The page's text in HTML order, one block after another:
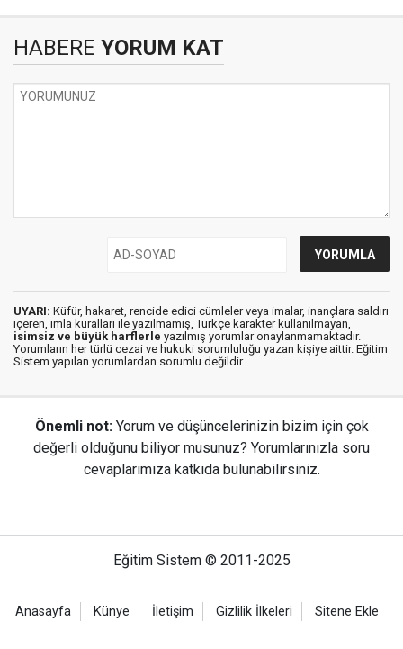
HABERE YORUM KAT
UYARI: Küfür, hakaret, rencide edici cümleler veya imalar, inançlara saldırı
içeren, imla kuralları ile yazılmamış, Türkçe karakter kullanılmayan,
isimsiz ve büyük harflerle yazılmış yorumlar onaylanmamaktadır.
Yorumların her türlü cezai ve hukuki sorumluluğu yazan kişiye aittir. Eğitim
Sistem yapılan yorumlardan sorumlu değildir.
Önemli not: Yorum ve düşüncelerinizin bizim için çok
değerli olduğunu biliyor musunuz? Yorumlarınızla soru
cevaplarımıza katkıda bulunabilirsiniz.
Eğitim Sistem © 2011-2025
Anasayfa Künye İletişim Gizlilik İlkeleri Sitene Ekle